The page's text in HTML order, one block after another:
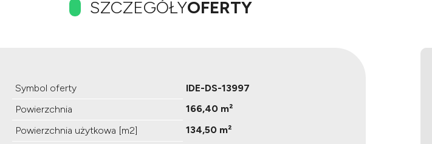
SZCZEGÓŁYOFERTY
Symbol oferty
IDE-DS-13997
Powierzchnia
166,40 m²
Powierzchnia użytkowa [m2]
134,50 m²